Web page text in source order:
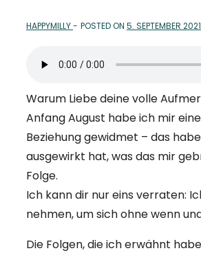
HAPPYMILLY POSTED ON 5. SEPTEMBER 2021
Warum Liebe deine volle
Anfang August habe ich mir
Beziehung gewidmet – das
ausgewirkt hat, was das mir
Folge.
Ich kann dir nur eins verraten:
nehmen, um sich ohne wenn
Die Folgen, die ich erwähnt